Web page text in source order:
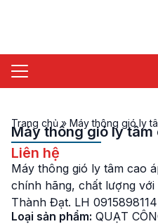
Trang chủ » Máy thông gió ly
Máy thông gió ly tâm
Liên hệ
Máy thông gió ly tâm cao
chính hãng, chất lượng
Thành Đạt. LH
Loại sản phẩm: QUẠT